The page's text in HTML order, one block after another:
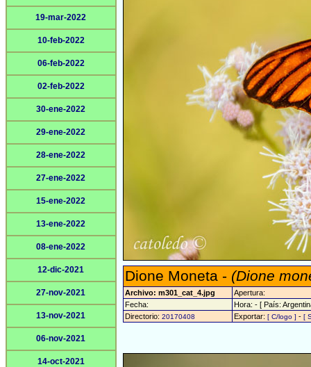
19-mar-2022
10-feb-2022
06-feb-2022
02-feb-2022
30-ene-2022
29-ene-2022
28-ene-2022
27-ene-2022
15-ene-2022
13-ene-2022
08-ene-2022
12-dic-2021
27-nov-2021
13-nov-2021
06-nov-2021
14-oct-2021
Dione Moneta - (Dione
Archivo: m301_cat_4.jpg
Apertura:
Fecha:
Hora: - [ País:
Directorio: 20170408 Exportar: [ C/logo ] - [